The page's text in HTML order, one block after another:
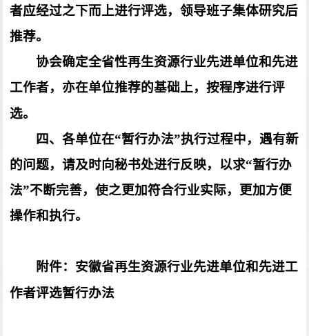
者应经过之下而上进行评选，领导班子集体研究后
推荐。
协会确定全省性再生资源行业先进单位和先进
工作者，亦在单位推荐的基础上，按程序进行评
选。
四、各单位在“暂行办法”执行过程中，遇有新
的问题，请及时向秘书处进行反映，以求“暂行办
法”不断完善，使之更加符合行业实际，更加方便
操作和执行。
附件：安徽省再生资源行业先进单位和先进工
作者评选暂行办法